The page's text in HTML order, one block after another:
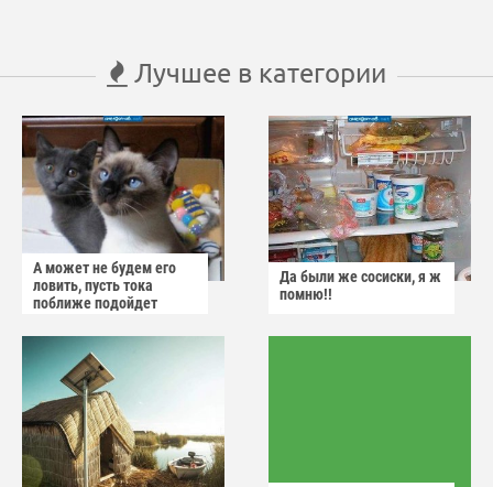
Лучшее в категории
А может не будем его
ловить, пусть тока
поближе подойдет
Да были же сосиски, я ж
помню!!